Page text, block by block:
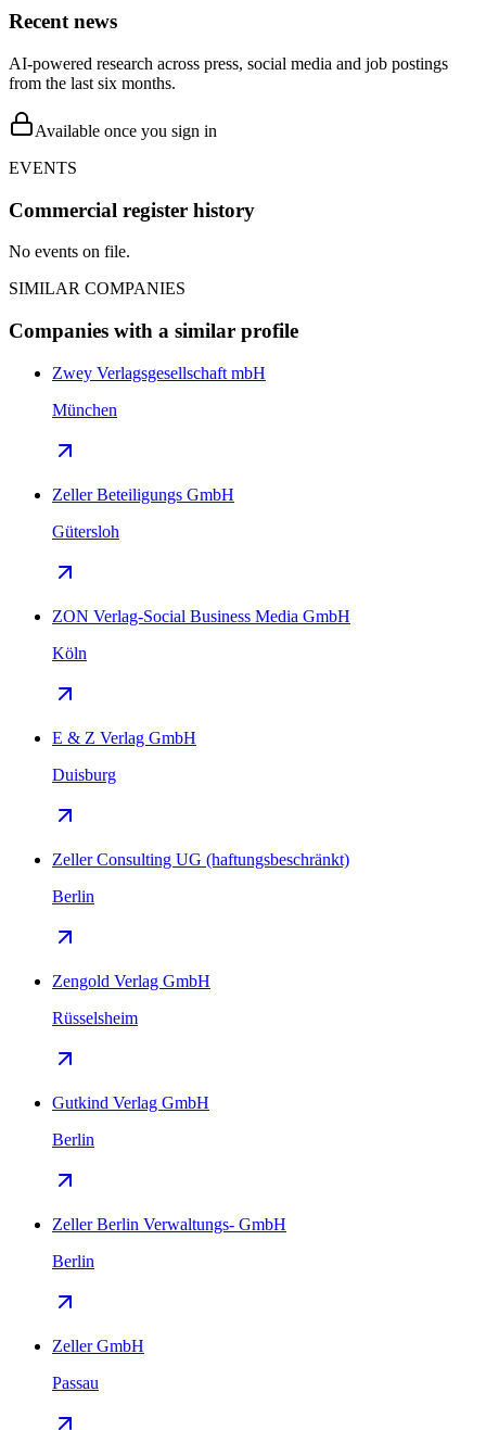
Recent news
AI-powered research across press, social media and job postings
from the last six months.
Available once you sign in
EVENTS
Commercial register history
No events on file.
SIMILAR COMPANIES
Companies with a similar profile
Zwey Verlagsgesellschaft mbH
München
Zeller Beteiligungs GmbH
Gütersloh
ZON Verlag-Social Business Media GmbH
Köln
E & Z Verlag GmbH
Duisburg
Zeller Consulting UG (haftungsbeschränkt)
Berlin
Zengold Verlag GmbH
Rüsselsheim
Gutkind Verlag GmbH
Berlin
Zeller Berlin Verwaltungs- GmbH
Berlin
Zeller GmbH
Passau